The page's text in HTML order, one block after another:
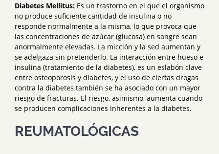
Diabetes Mellitus: Es un trastorno en el que el organismo
no produce suficiente cantidad de insulina o no
responde normalmente a la misma, lo que provoca que
las concentraciones de azúcar (glucosa) en sangre sean
anormalmente elevadas. La micción y la sed aumentan y
se adelgaza sin pretenderlo. La interacción entre hueso e
insulina (tratamiento de la diabetes), es un eslabón clave
entre osteoporosis y diabetes, y el uso de ciertas drogas
contra la diabetes también se ha asociado con un mayor
riesgo de fracturas. El riesgo, asimismo, aumenta cuando
se producen complicaciones inherentes a la diabetes.
REUMATOLÓGICAS